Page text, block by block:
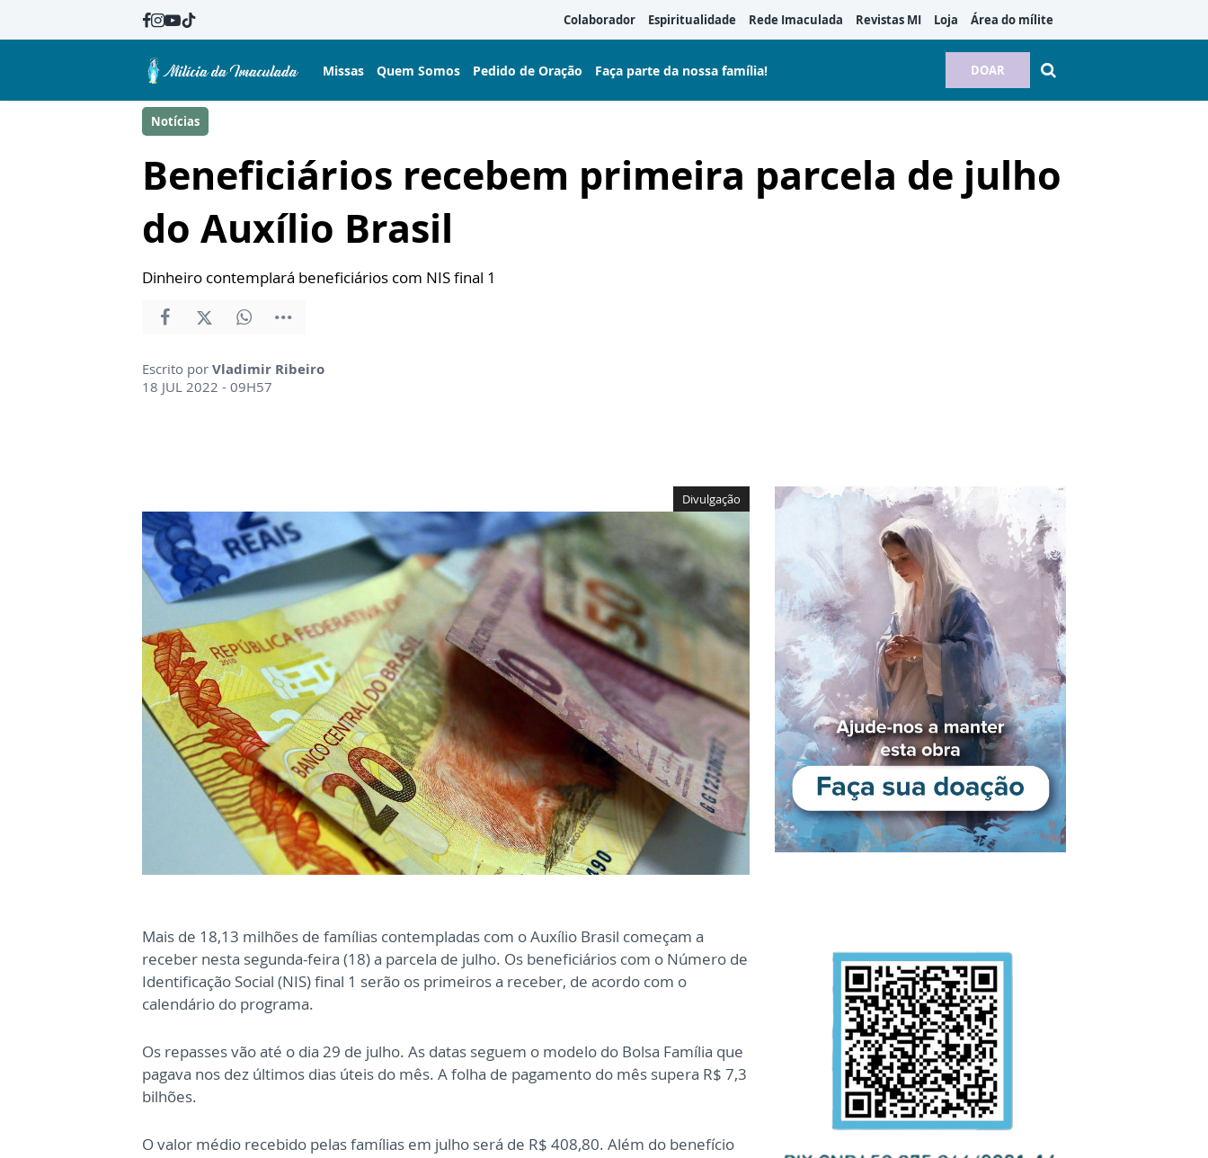
Colaborador Espiritualidade Rede Imaculada Revistas MI Loja Área do mílite
Missas Quem Somos Pedido de Oração Faça parte da nossa família! DOAR
Notícias
Beneficiários recebem primeira parcela de julho
do Auxílio Brasil
Dinheiro contemplará beneficiários com NIS final 1
Escrito por Vladimir Ribeiro
18 JUL 2022 - 09H57
Divulgação
Mais de 18,13 milhões de famílias contempladas com o Auxílio Brasil começam a
receber nesta segunda-feira (18) a parcela de julho. Os beneficiários com o Número de
Identificação Social (NIS) final 1 serão os primeiros a receber, de acordo com o
calendário do programa.
Os repasses vão até o dia 29 de julho. As datas seguem o modelo do Bolsa Família que
pagava nos dez últimos dias úteis do mês. A folha de pagamento do mês supera R$ 7,3
bilhões.
O valor médio recebido pelas famílias em julho será de R$ 408,80. Além do benefício